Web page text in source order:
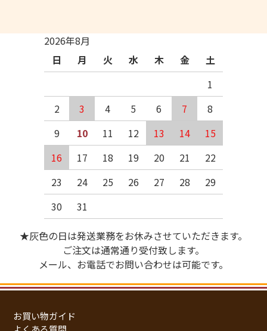
2026年8月
日
月 火 水 木 金
土
1
2
3 4 5 6 7
8
9
10 11 12 13 14
15
16
17 18 19 20 21
22
23
24 25 26 27 28
29
30
31
★灰色の日は発送業務をお休みさせていただきます。
ご注文は通常通り受付致します。
メール、お電話でお問い合わせは可能です。
お買い物ガイド